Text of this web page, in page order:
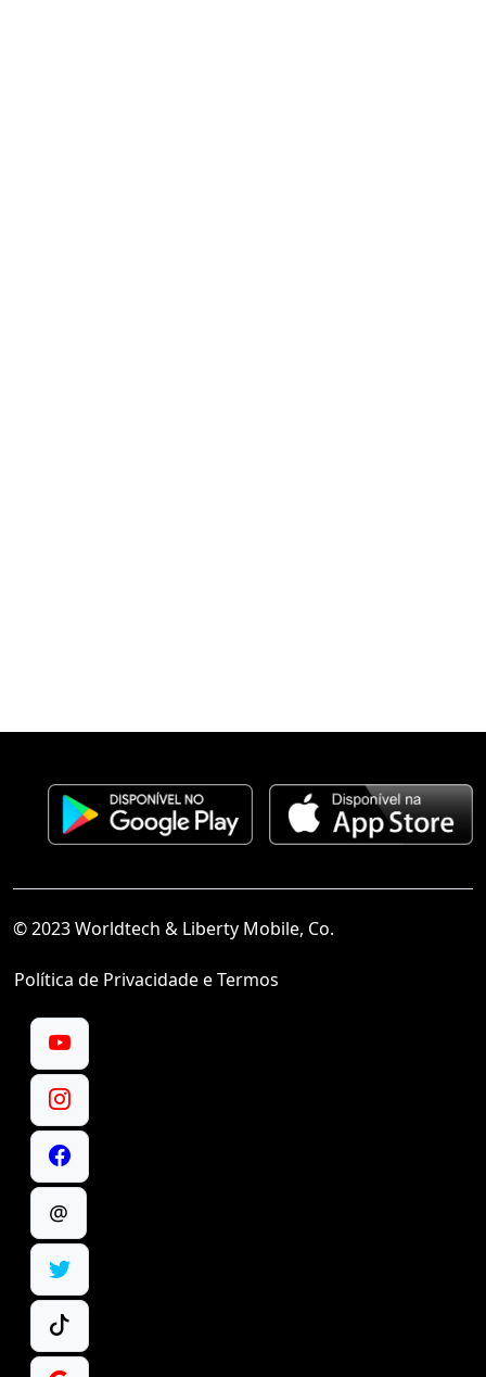
© 2023 Worldtech & Liberty Mobile, Co.
Política de Privacidade e Termos
@